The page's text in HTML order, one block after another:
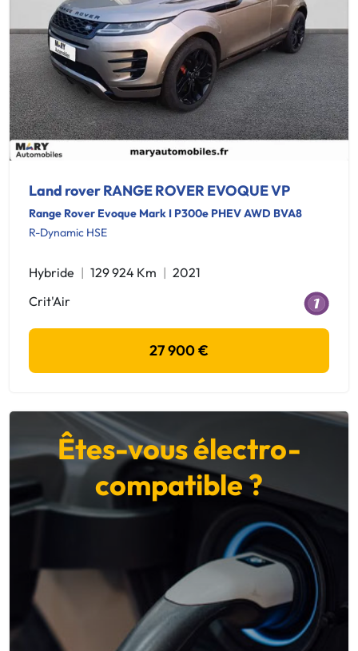
Land rover RANGE ROVER EVOQUE VP
Range Rover Evoque Mark I P300e PHEV AWD BVA8
R-Dynamic HSE
Hybride 129 924 Km
2021
Crit'Air
27 900 €
Êtes-vous électro-
compatible ?